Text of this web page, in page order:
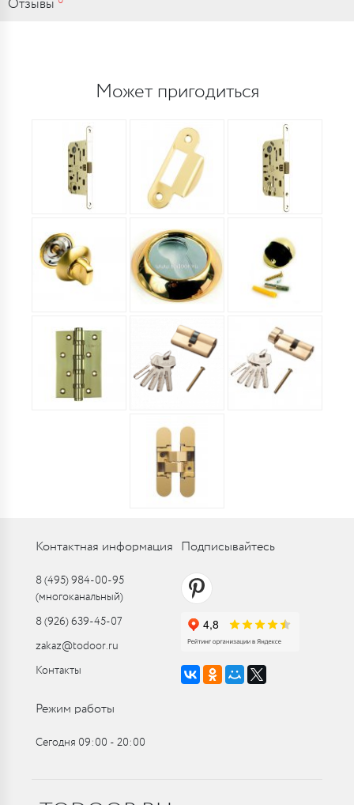
Отзывы
Может пригодиться
Контактная информация
8 (495) 984-00-95
(многоканальный)
8 (926) 639-45-07
zakaz@todoor.ru
Контакты
Подписывайтесь
Режим работы
Сегодня 09:00 ‑ 20:00